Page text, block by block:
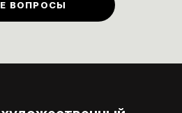
месяца.
ВОПРОСЫ